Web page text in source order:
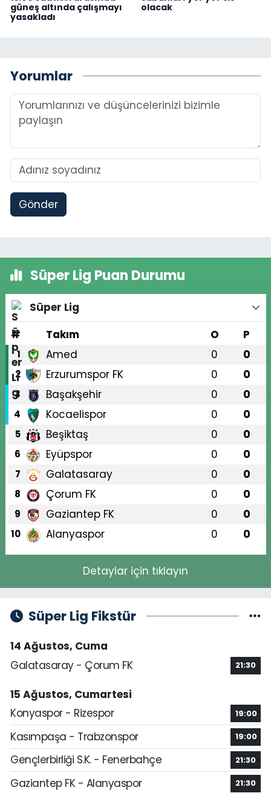
güneş altında çalışmayı
yasakladı
olacak
Yorumlar
Gönder
Süper Lig Puan Durumu
Süper Lig
#
Takım O P
1 Amed 0 0
2 Erzurumspor FK 0 0
3 Başakşehir 0 0
4 Kocaelispor 0 0
5 Beşiktaş 0 0
6 Eyüpspor 0 0
7 Galatasaray 0 0
8 Çorum FK 0 0
9 Gaziantep FK 0 0
10 Alanyaspor 0 0
Detaylar için tıklayın
Süper Lig Fikstür
14 Ağustos, Cuma
Galatasaray - Çorum FK
21:30
15 Ağustos, Cumartesi
Konyaspor - Rizespor
19:00
Kasımpaşa - Trabzonspor 19:00
Gençlerbirliği S.K. - Fenerbahçe 21:30
Gaziantep FK - Alanyaspor 21:30